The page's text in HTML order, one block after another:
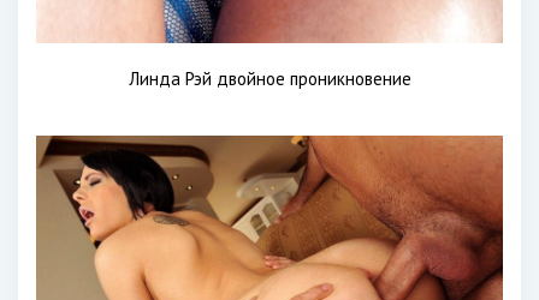
Линда Рэй двойное проникновение